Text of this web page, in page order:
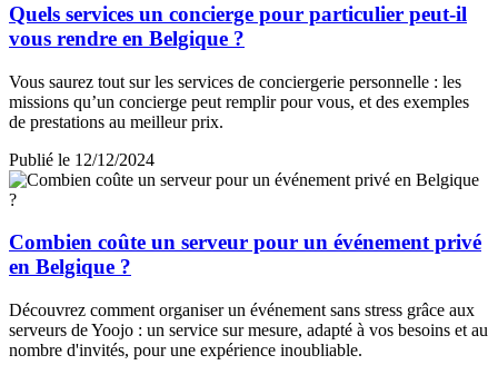
Quels services un concierge pour particulier peut-il
vous rendre en Belgique ?
Vous saurez tout sur les services de conciergerie personnelle : les
missions qu’un concierge peut remplir pour vous, et des exemples
de prestations au meilleur prix.
Publié le 12/12/2024
Combien coûte un serveur pour un événement privé
en Belgique ?
Découvrez comment organiser un événement sans stress grâce aux
serveurs de Yoojo : un service sur mesure, adapté à vos besoins et au
nombre d'invités, pour une expérience inoubliable.